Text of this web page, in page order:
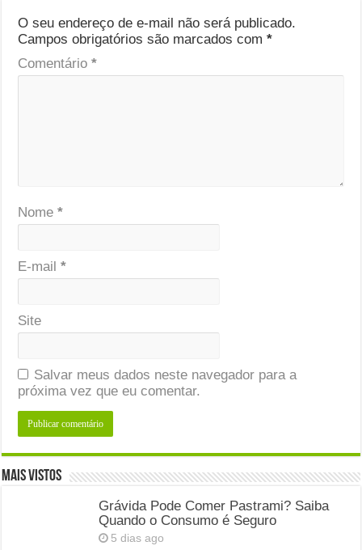
O seu endereço de e-mail não será publicado.
Campos obrigatórios são marcados com*
Comentário*
Nome*
E-mail*
Site
Salvar meus dados neste navegador para a
próxima vez que eu comentar.
Mais Vistos
Grávida Pode Comer Pastrami? Saiba
Quando o Consumo é Seguro
5 dias ago